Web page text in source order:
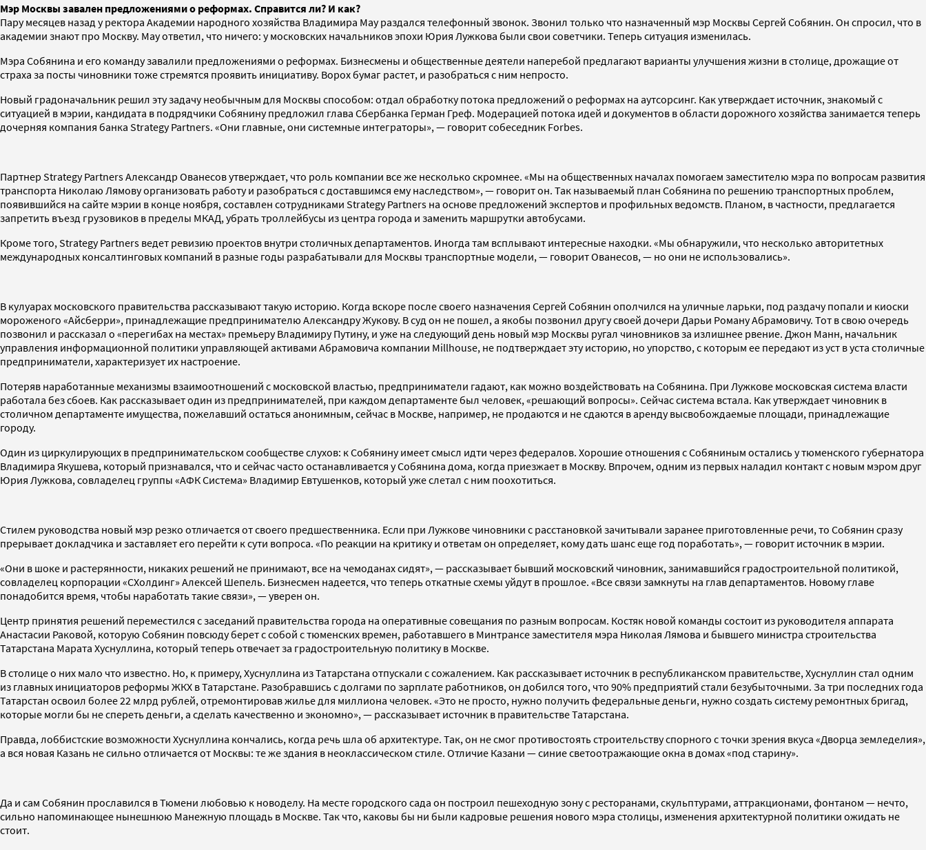
Мэр Москвы завален предложениями о реформах. Справится ли? И как?
Пару месяцев назад у ректора Академии народного хозяйства Владимира Мау раздался телефонный звонок. Звонил только что назначенный мэр Москвы Сергей Собянин. Он спросил, что в
академии знают про Москву. Мау ответил, что ничего: у московских начальников эпохи Юрия Лужкова были свои советчики. Теперь ситуация изменилась.
Мэра Собянина и его команду завалили предложениями о реформах. Бизнесмены и общественные деятели наперебой предлагают варианты улучшения жизни в столице, дрожащие от
страха за посты чиновники тоже стремятся проявить инициативу. Ворох бумаг растет, и разобраться с ним непросто.
Новый градоначальник решил эту задачу необычным для Москвы способом: отдал обработку потока предложений о реформах на аутсорсинг. Как утверждает источник, знакомый с
ситуацией в мэрии, кандидата в подрядчики Собянину предложил глава Сбербанка Герман Греф. Модерацией потока идей и документов в области дорожного хозяйства занимается теперь
дочерняя компания банка Strategy Partners. «Они главные, они системные интеграторы», — говорит собеседник Forbes.
Партнер Strategy Partners Александр Ованесов утверждает, что роль компании все же несколько скромнее. «Мы на общественных началах помогаем заместителю мэра по вопросам развития
транспорта Николаю Лямову организовать работу и разобраться с доставшимся ему наследством», — говорит он. Так называемый план Собянина по решению транспортных проблем,
появившийся на сайте мэрии в конце ноября, составлен сотрудниками Strategy Partners на основе предложений экспертов и профильных ведомств. Планом, в частности, предлагается
запретить въезд грузовиков в пределы МКАД, убрать троллейбусы из центра города и заменить маршрутки автобусами.
Кроме того, Strategy Partners ведет ревизию проектов внутри столичных департаментов. Иногда там всплывают интересные находки. «Мы обнаружили, что несколько авторитетных
международных консалтинговых компаний в разные годы разрабатывали для Москвы транспортные модели, — говорит Ованесов, — но они не использовались».
В кулуарах московского правительства рассказывают такую историю. Когда вскоре после своего назначения Сергей Собянин ополчился на уличные ларьки, под раздачу попали и киоски
мороженого «Айсберри», принадлежащие предпринимателю Александру Жукову. В суд он не пошел, а якобы позвонил другу своей дочери Дарьи Роману Абрамовичу. Тот в свою очередь
позвонил и рассказал о «перегибах на местах» премьеру Владимиру Путину, и уже на следующий день новый мэр Москвы ругал чиновников за излишнее рвение. Джон Манн, начальник
управления информационной политики управляющей активами Абрамовича компании Millhouse, не подтверждает эту историю, но упорство, с которым ее передают из уст в уста столичные
предприниматели, характеризует их настроение.
Потеряв наработанные механизмы взаимоотношений с московской властью, предприниматели гадают, как можно воздействовать на Собянина. При Лужкове московская система власти
работала без сбоев. Как рассказывает один из предпринимателей, при каждом департаменте был человек, «решающий вопросы». Сейчас система встала. Как утверждает чиновник в
столичном департаменте имущества, пожелавший остаться анонимным, сейчас в Москве, например, не продаются и не сдаются в аренду высвобождаемые площади, принадлежащие
городу.
Один из циркулирующих в предпринимательском сообществе слухов: к Собянину имеет смысл идти через федералов. Хорошие отношения с Собяниным остались у тюменского губернатора
Владимира Якушева, который признавался, что и сейчас часто останавливается у Собянина дома, когда приезжает в Москву. Впрочем, одним из первых наладил контакт с новым мэром друг
Юрия Лужкова, совладелец группы «АФК Система» Владимир Евтушенков, который уже слетал с ним поохотиться.
Стилем руководства новый мэр резко отличается от своего предшественника. Если при Лужкове чиновники с расстановкой зачитывали заранее приготовленные речи, то Собянин сразу
прерывает докладчика и заставляет его перейти к сути вопроса. «По реакции на критику и ответам он определяет, кому дать шанс еще год поработать», — говорит источник в мэрии.
«Они в шоке и растерянности, никаких решений не принимают, все на чемоданах сидят», — рассказывает бывший московский чиновник, занимавшийся градостроительной политикой,
совладелец корпорации «СХолдинг» Алексей Шепель. Бизнесмен надеется, что теперь откатные схемы уйдут в прошлое. «Все связи замкнуты на глав департаментов. Новому главе
понадобится время, чтобы наработать такие связи», — уверен он.
Центр принятия решений переместился с заседаний правительства города на оперативные совещания по разным вопросам. Костяк новой команды состоит из руководителя аппарата
Анастасии Раковой, которую Собянин повсюду берет с собой с тюменских времен, работавшего в Минтрансе заместителя мэра Николая Лямова и бывшего министра строительства
Татарстана Марата Хуснуллина, который теперь отвечает за градостроительную политику в Москве.
В столице о них мало что известно. Но, к примеру, Хуснуллина из Татарстана отпускали с сожалением. Как рассказывает источник в республиканском правительстве, Хуснуллин стал одним
из главных инициаторов реформы ЖКХ в Татарстане. Разобравшись с долгами по зарплате работников, он добился того, что 90% предприятий стали безубыточными. За три последних года
Татарстан освоил более 22 млрд рублей, отремонтировав жилье для миллиона человек. «Это не просто, нужно получить федеральные деньги, нужно создать систему ремонтных бригад,
которые могли бы не спереть деньги, а сделать качественно и экономно», — рассказывает источник в правительстве Татарстана.
Правда, лоббистские возможности Хуснуллина кончались, когда речь шла об архитектуре. Так, он не смог противостоять строительству спорного с точки зрения вкуса «Дворца земледелия»,
а вся новая Казань не сильно отличается от Москвы: те же здания в неоклассическом стиле. Отличие Казани — синие светоотражающие окна в домах «под старину».
Да и сам Собянин прославился в Тюмени любовью к новоделу. На месте городского сада он построил пешеходную зону с ресторанами, скульптурами, аттракционами, фонтаном — нечто,
сильно напоминающее нынешнюю Манежную площадь в Москве. Так что, каковы бы ни были кадровые решения нового мэра столицы, изменения архитектурной политики ожидать не
стоит.